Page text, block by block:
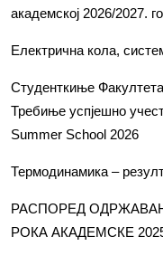
академској 2026/2027.
Електрична кола,
Студенткиње
Требиње успјешно
Summer School 2026
Термодинамика –
РАСПОРЕД
РОКА АКАДЕМСКЕ